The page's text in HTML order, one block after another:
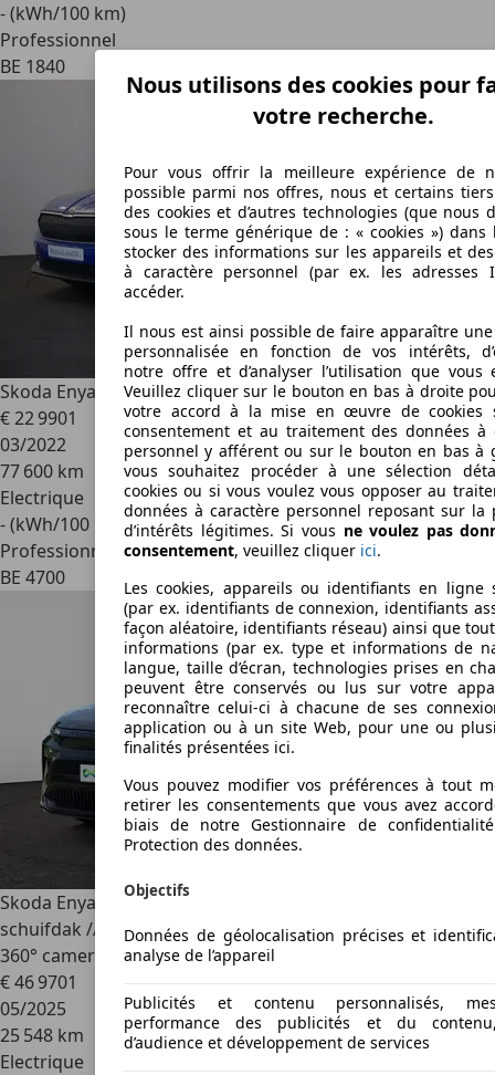
Nous utilisons des cookies pour
votre recherche.
Pour vous offrir la meilleure expérience de
possible parmi nos offres, nous et certains
des cookies et d’autres technologies (que nous
sous le terme générique de : « cookies »)
stocker des informations sur les appareils et
à caractère personnel (par ex. les adresses
accéder.
Il nous est ainsi possible de faire apparaître
personnalisée en fonction de vos intérêts,
notre offre et d’analyser l’utilisation que vous
Veuillez cliquer sur le bouton en bas à droite
votre accord à la mise en œuvre de cookies
consentement et au traitement des données à
personnel y afférent ou sur le bouton en bas à
vous souhaitez procéder à une sélection
cookies ou si vous voulez vous opposer au
données à caractère personnel reposant sur la
d’intérêts légitimes. Si vous ne voulez pas
consentement, veuillez cliquer ici.
Les cookies, appareils ou identifiants en ligne
(par ex. identifiants de connexion, identifiants
façon aléatoire, identifiants réseau) ainsi que
informations (par ex. type et informations de
langue, taille d’écran, technologies prises en
peuvent être conservés ou lus sur votre
reconnaître celui-ci à chacune de ses
application ou à un site Web, pour une ou
finalités présentées ici.
Vous pouvez modifier vos préférences à tout
retirer les consentements que vous avez
biais de notre Gestionnaire de
Protection des données.
Objectifs
Données de géolocalisation précises et
analyse de l’appareil
Publicités et contenu personnalisés,
performance des publicités et du
d’audience et développement de services
- (kWh/100 km)
Professionnel
BE 1840
Skoda Enyaq
60 LED|Navi|Keyless|APS AV+AR|JA19
€ 22 9901
03/2022
77 600 km
Electrique
- (kWh/100 km)
Professionnel
BE 4700
Skoda Enyaq
82 kWh 85 Sportline /// panoramisch
schuifdak /// inklapbare trekhaak /// Head-up display ///
360° camera
€ 46 9701
05/2025
25 548 km
Electrique